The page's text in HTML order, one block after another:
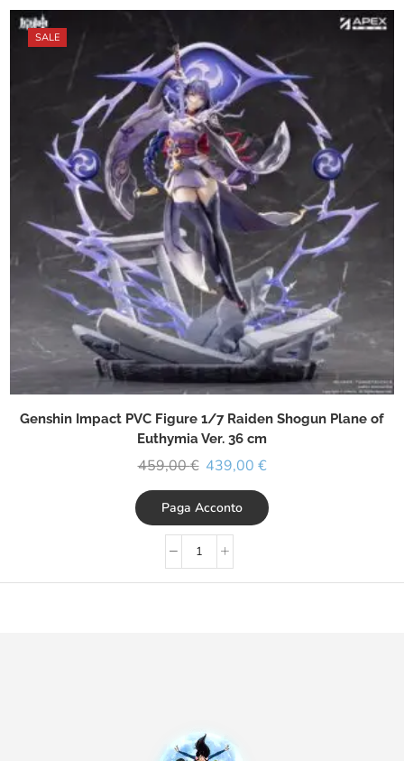
SALE
Genshin Impact PVC Figure 1/7 Raiden Shogun Plane of
Euthymia Ver. 36 cm
459,00€ 439,00 €
Paga Acconto